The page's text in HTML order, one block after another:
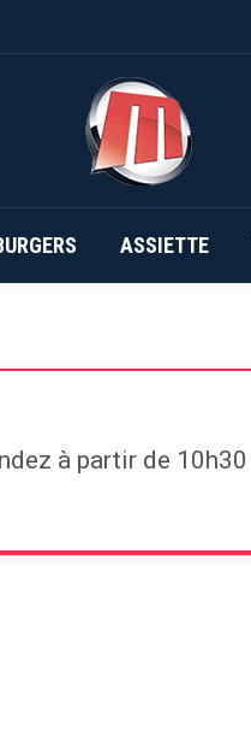
ASSIETTE
à partir de 10h30